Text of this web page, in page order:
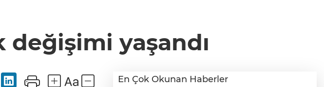
değişimi yaşandı
En Çok Okunan Haberler